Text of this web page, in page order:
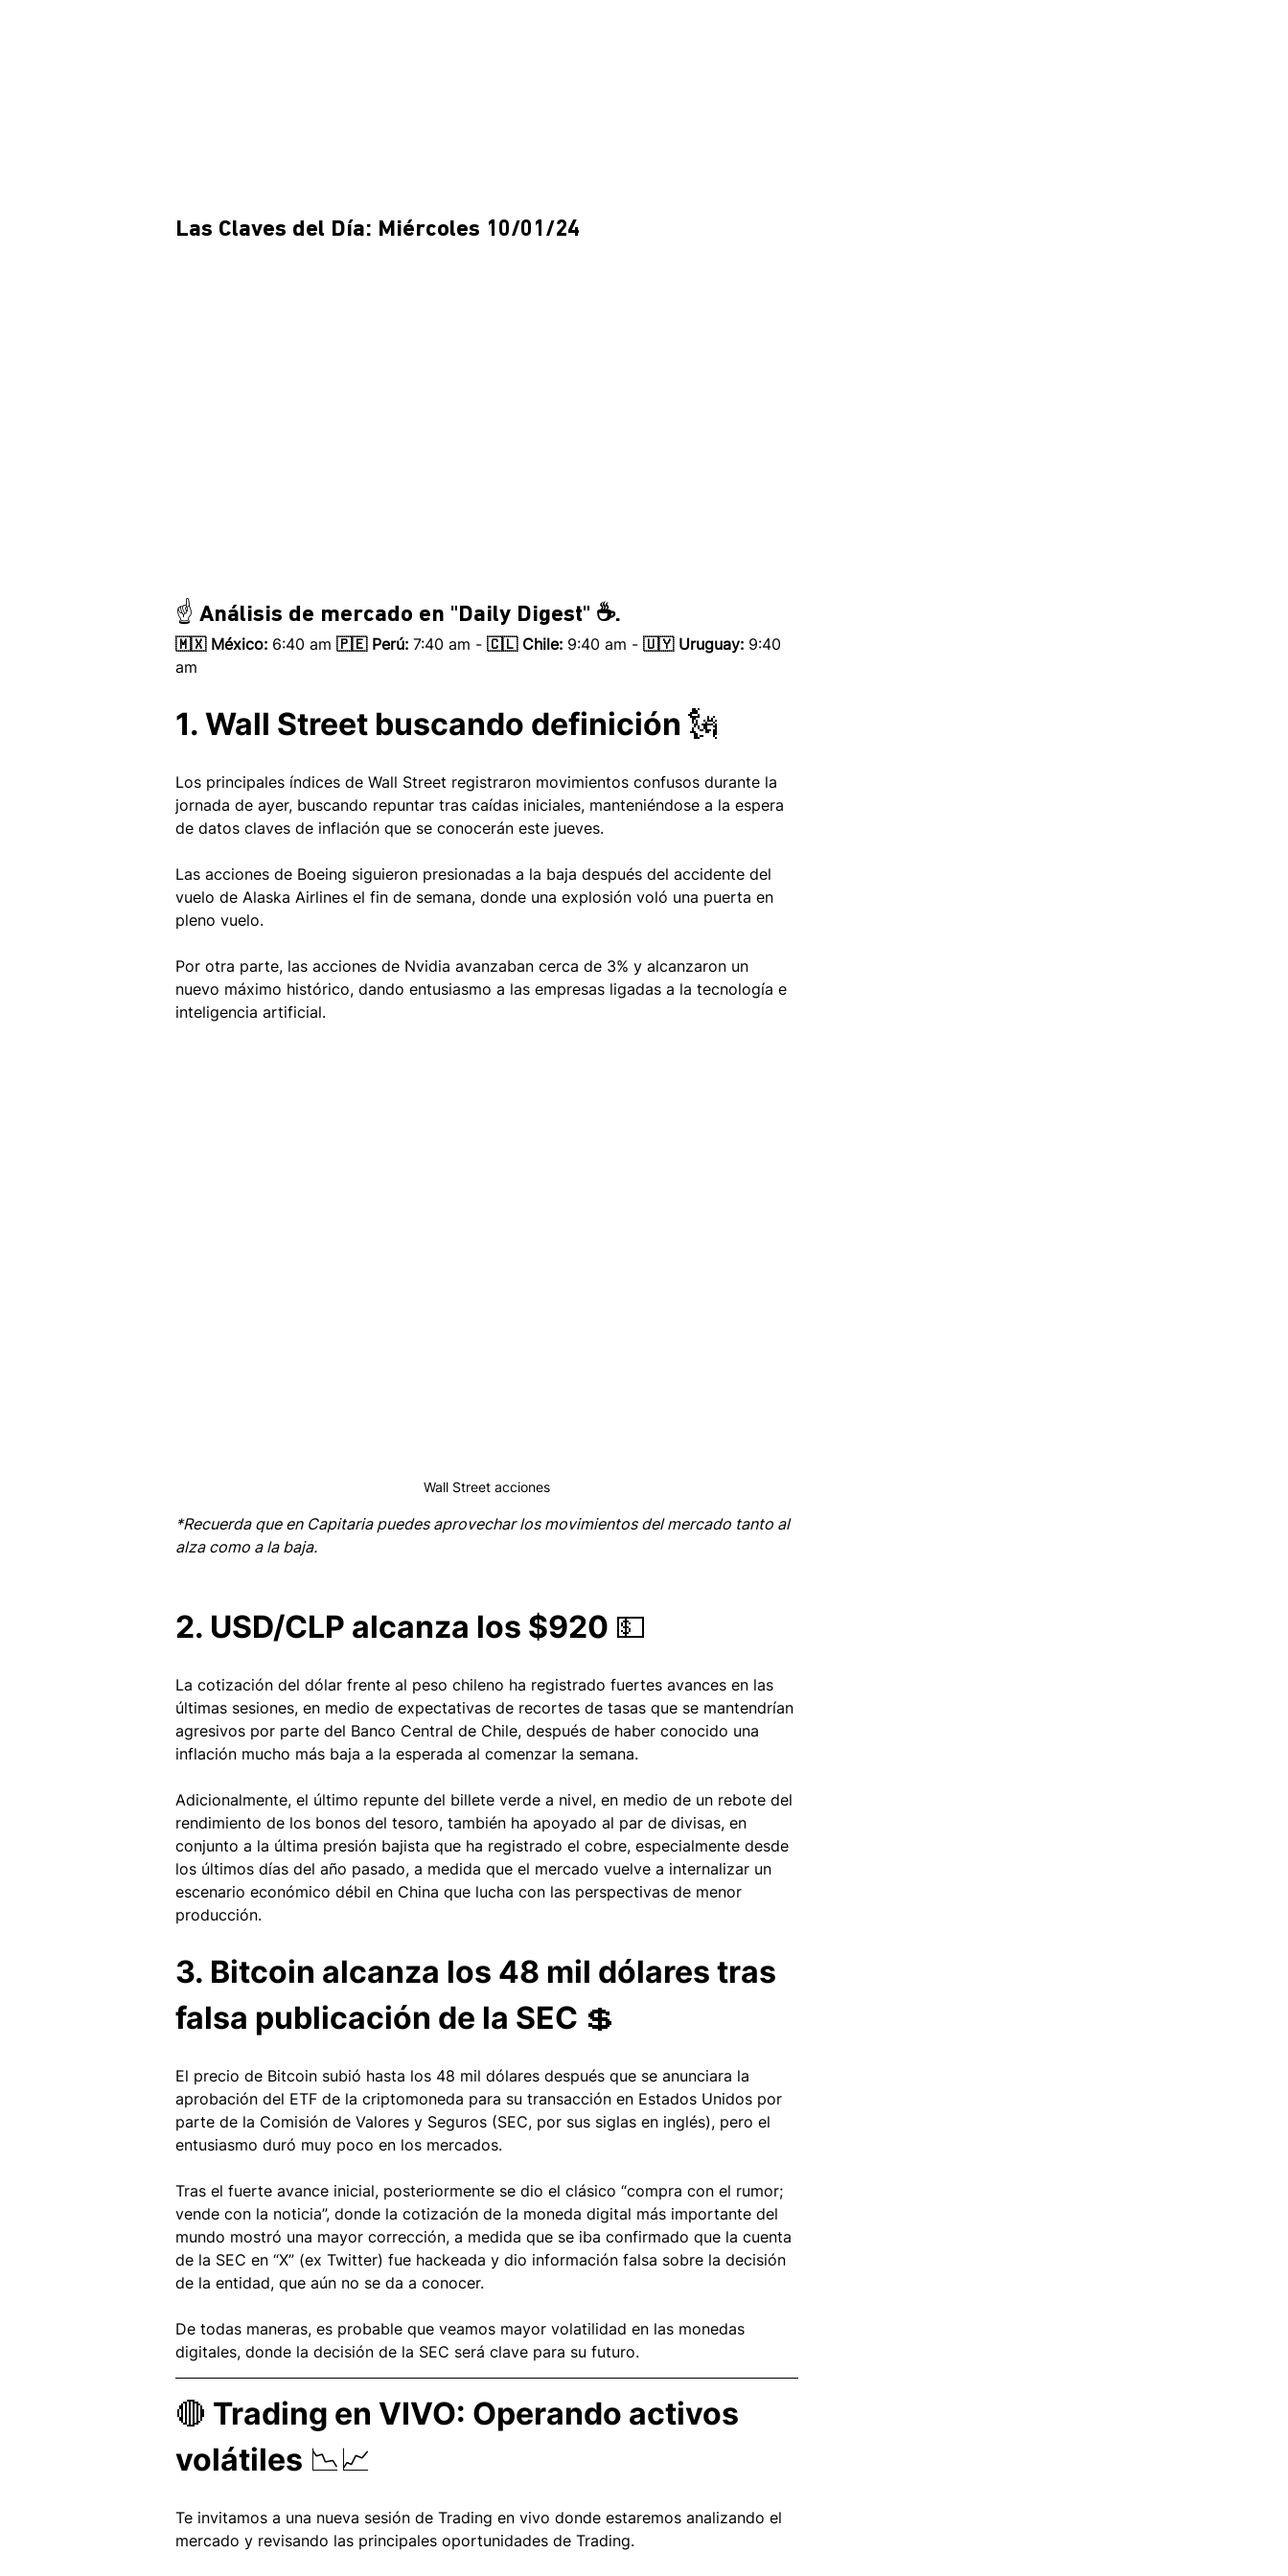
Las Claves del Día: Miércoles 10/01/24
☝️ Análisis de mercado en "Daily Digest" ☕.
🇲🇽 México: 6:40 am 🇵🇪 Perú: 7:40 am - 🇨🇱 Chile: 9:40 am - 🇺🇾 Uruguay: 9:40
am
1. Wall Street buscando definición 🗽
Los principales índices de Wall Street registraron movimientos confusos durante la
jornada de ayer, buscando repuntar tras caídas iniciales, manteniéndose a la espera
de datos claves de inflación que se conocerán este jueves.
Las acciones de Boeing siguieron presionadas a la baja después del accidente del
vuelo de Alaska Airlines el fin de semana, donde una explosión voló una puerta en
pleno vuelo.
Por otra parte, las acciones de Nvidia avanzaban cerca de 3% y alcanzaron un
nuevo máximo histórico, dando entusiasmo a las empresas ligadas a la tecnología e
inteligencia artificial.
Wall Street acciones
*Recuerda que en Capitaria puedes aprovechar los movimientos del mercado tanto al
alza como a la baja.
2. USD/CLP alcanza los $920 💵
La cotización del dólar frente al peso chileno ha registrado fuertes avances en las
últimas sesiones, en medio de expectativas de recortes de tasas que se mantendrían
agresivos por parte del Banco Central de Chile, después de haber conocido una
inflación mucho más baja a la esperada al comenzar la semana.
Adicionalmente, el último repunte del billete verde a nivel, en medio de un rebote del
rendimiento de los bonos del tesoro, también ha apoyado al par de divisas, en
conjunto a la última presión bajista que ha registrado el cobre, especialmente desde
los últimos días del año pasado, a medida que el mercado vuelve a internalizar un
escenario económico débil en China que lucha con las perspectivas de menor
producción.
3. Bitcoin alcanza los 48 mil dólares tras
falsa publicación de la SEC 💲
El precio de Bitcoin subió hasta los 48 mil dólares después que se anunciara la
aprobación del ETF de la criptomoneda para su transacción en Estados Unidos por
parte de la Comisión de Valores y Seguros (SEC, por sus siglas en inglés), pero el
entusiasmo duró muy poco en los mercados.
Tras el fuerte avance inicial, posteriormente se dio el clásico “compra con el rumor;
vende con la noticia”, donde la cotización de la moneda digital más importante del
mundo mostró una mayor corrección, a medida que se iba confirmado que la cuenta
de la SEC en “X” (ex Twitter) fue hackeada y dio información falsa sobre la decisión
de la entidad, que aún no se da a conocer.
De todas maneras, es probable que veamos mayor volatilidad en las monedas
digitales, donde la decisión de la SEC será clave para su futuro.
🔴 Trading en VIVO: Operando activos
volátiles 📉📈
Te invitamos a una nueva sesión de Trading en vivo donde estaremos analizando el
mercado y revisando las principales oportunidades de Trading.